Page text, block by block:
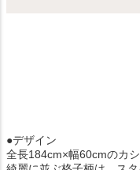
●デザイン
全長184cm×幅60cmのカ